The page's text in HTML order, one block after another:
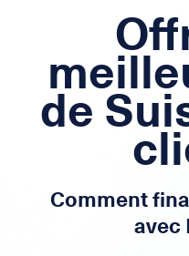
de
Comment
avec